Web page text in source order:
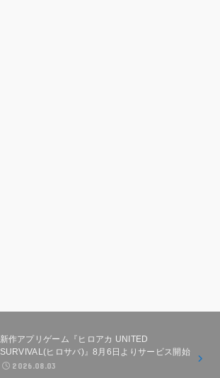
新作アプリゲーム『ヒロアカ UNITED
SURVIVAL(ヒロサバ)』8月6日よりサービス開始
2026.08.03